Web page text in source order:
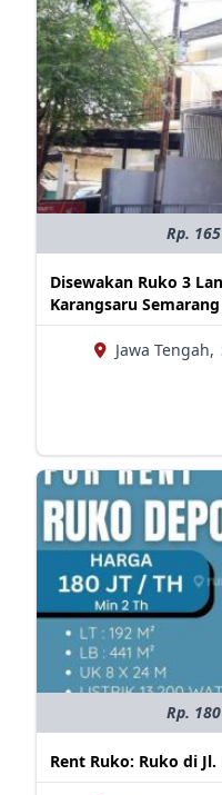
Rp.
Disewakan Ruko 3
Karangsaru Semarang
Jawa Tengah,
Rp.
Rent Ruko: Ruko di